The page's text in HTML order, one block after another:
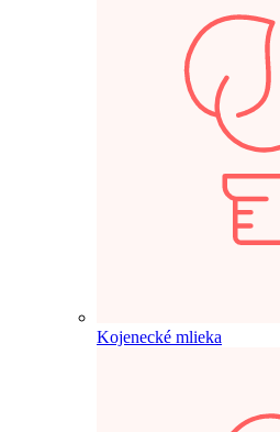
Kojenecké mlieka